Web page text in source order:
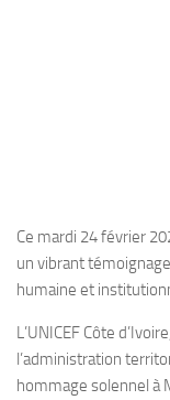
Ce mardi 24 février
un vibrant
humaine et
L’UNICEF Côte
l’administration
hommage solennel à